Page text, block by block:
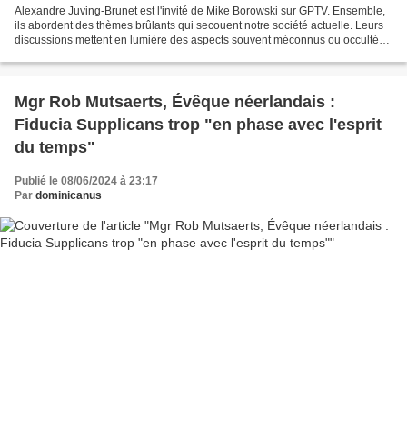
Alexandre Juving-Brunet est l'invité de Mike Borowski sur GPTV. Ensemble,
ils abordent des thèmes brûlants qui secouent notre société actuelle. Leurs
discussions mettent en lumière des aspects souvent méconnus ou occultés
Mgr Rob Mutsaerts, Évêque néerlandais :
Fiducia Supplicans trop "en phase avec l'esprit
du temps"
Publié le 08/06/2024 à 23:17
Par dominicanus